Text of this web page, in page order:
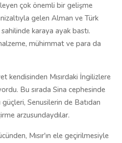
çok önemli bir gelişme
gelen Alman ve Türk
sahilinde karaya ayak bastı.
mühimmat ve para da
kendisinden Mısırdaki İngilizlere
Bu sırada Sina cephesinde
Senusilerin de Batıdan
arzusundaydılar.
Mısır'ın ele geçirilmesiyle